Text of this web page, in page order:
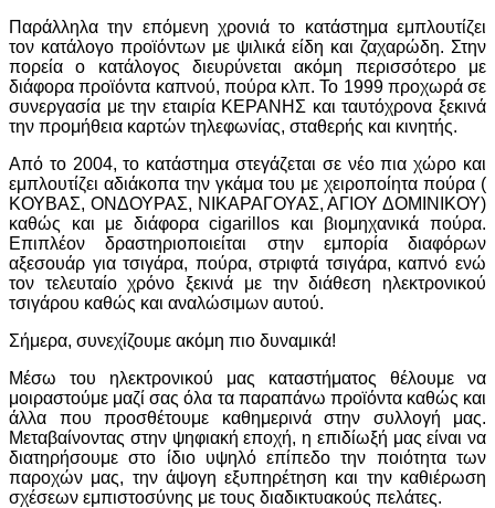
Παράλληλα την επόμενη χρονιά το κατάστημα εμπλουτίζει
τον κατάλογο προϊόντων με ψιλικά είδη και ζαχαρώδη. Στην
πορεία ο κατάλογος διευρύνεται ακόμη περισσότερο με
διάφορα προϊόντα καπνού, πούρα κλπ. Το 1999 προχωρά σε
συνεργασία με την εταιρία ΚΕΡΑΝΗΣ και ταυτόχρονα ξεκινά
την προμήθεια καρτών τηλεφωνίας, σταθερής και κινητής.
Από το 2004, το κατάστημα στεγάζεται σε νέο πια χώρο και
εμπλουτίζει αδιάκοπα την γκάμα του με χειροποίητα πούρα (
ΚΟΥΒΑΣ, ΟΝΔΟΥΡΑΣ, ΝΙΚΑΡΑΓΟΥΑΣ, ΑΓΙΟΥ ΔΟΜΙΝΙΚΟΥ)
καθώς και με διάφορα cigarillos και βιομηχανικά πούρα.
Επιπλέον δραστηριοποιείται στην εμπορία διαφόρων
αξεσουάρ για τσιγάρα, πούρα, στριφτά τσιγάρα, καπνό ενώ
τον τελευταίο χρόνο ξεκινά με την διάθεση ηλεκτρονικού
τσιγάρου καθώς και αναλώσιμων αυτού.
Σήμερα, συνεχίζουμε ακόμη πιο δυναμικά!
Μέσω του ηλεκτρονικού μας καταστήματος θέλουμε να
μοιραστούμε μαζί σας όλα τα παραπάνω προϊόντα καθώς και
άλλα που προσθέτουμε καθημερινά στην συλλογή μας.
Μεταβαίνοντας στην ψηφιακή εποχή, η επιδίωξή μας είναι να
διατηρήσουμε στο ίδιο υψηλό επίπεδο την ποιότητα των
παροχών μας, την άψογη εξυπηρέτηση και την καθιέρωση
σχέσεων εμπιστοσύνης με τους διαδικτυακούς πελάτες.